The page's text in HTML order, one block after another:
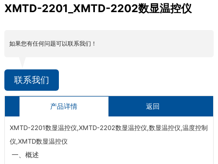
XMTD-2201_XMTD-2202数显温控仪
如果您有任何问题可以联系我们！
联系我们
产品详情 返回
XMTD-2201数显温控仪,XMTD-2202数显温控仪,数显温控仪,温度控制
仪,XMTD数显温控仪
一、概述